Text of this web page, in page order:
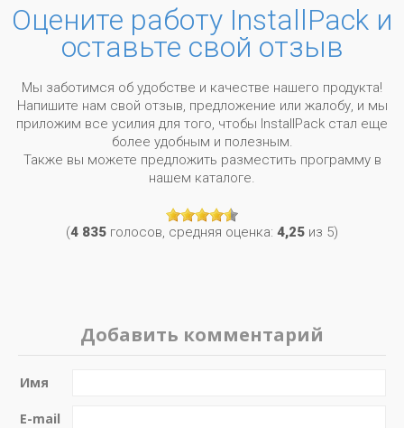
Оцените работу InstallPack и
оставьте свой отзыв
Мы заботимся об удобстве и качестве нашего продукта!
Напишите нам свой отзыв, предложение или жалобу, и мы
приложим все усилия для того, чтобы InstallPack стал еще
более удобным и полезным.
Также вы можете предложить разместить программу в
нашем каталоге.
(4 835 голосов, средняя оценка: 4,25 из 5)
Добавить комментарий
Имя
E-mail